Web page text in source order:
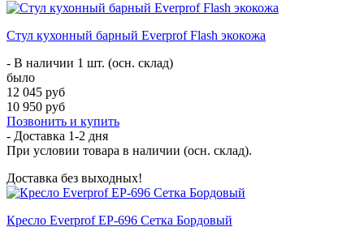
Стул кухонный барный Everprof Flash экокожа
- В наличии 1 шт. (осн. склад)
было
12 045 руб
10 950 руб
Позвонить и купить
- Доставка 1-2 дня
При условии товара в наличии (осн. склад).
Доставка без выходных!
Кресло Everprof EP-696 Сетка Бордовый